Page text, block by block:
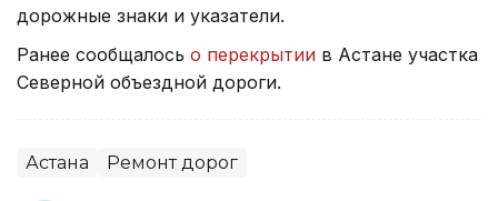
дорожные знаки и указатели.
Ранее сообщалось о перекрытии в Астане участка
Северной объездной дороги.
Астана Ремонт дорог